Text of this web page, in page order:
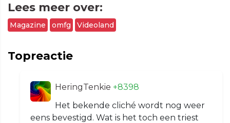
Lees meer over:
Magazine omfg Videoland
Topreactie
HeringTenkie +8398
Het bekende cliché wordt nog weer
eens bevestigd. Wat is het toch een triest